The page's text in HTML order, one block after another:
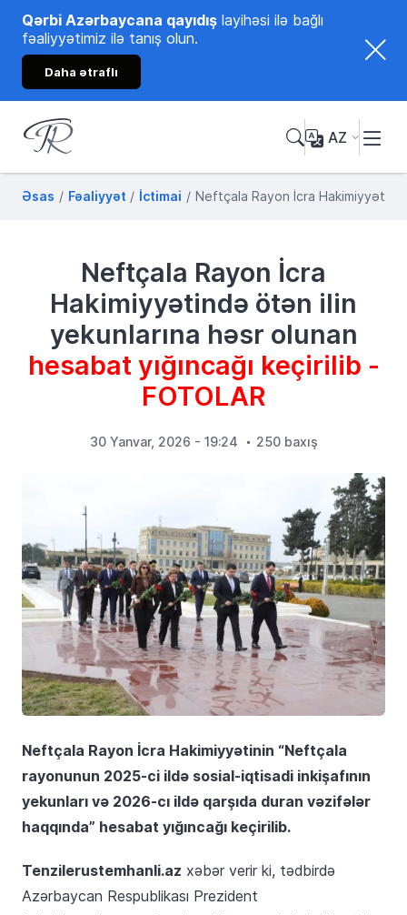
Qərbi Azərbaycana qayıdış layihəsi ilə bağlı
fəaliyyətimiz ilə tanış olun.
Daha ətraflı
Tənzilə Rüstəmxanlı
AZ
Əsas Fəaliyyət İctimai Neftçala Rayon İcra
Neftçala Rayon İcra
Hakimiyyətində ötən ilin
yekunlarına həsr olunan
hesabat yığıncağı keçirilib -
FOTOLAR
30 Yanvar, 2026 - 19:24 250 baxış
Neftçala Rayon İcra Hakimiyyətinin “Neftçala
rayonunun 2025-ci ildə sosial-iqtisadi inkişafının
yekunları və 2026-cı ildə qarşıda duran vəzifələr
haqqında” hesabat yığıncağı keçirilib.
Tenzilerustemhanli.az xəbər verir ki, tədbirdə
Azərbaycan Respublikası Prezident